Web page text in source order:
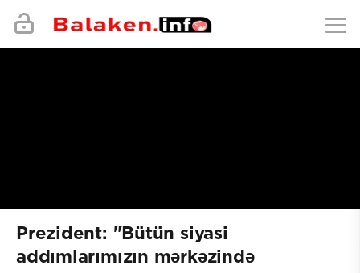
Prezident: "Bütün siyasi
addımlarımızın mərkəzində